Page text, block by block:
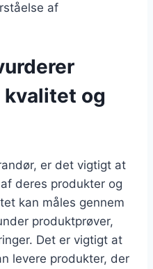
af
kvalitet og
er det vigtigt at
deres produkter og
kan måles gennem
produktprøver,
Det er vigtigt at
levere produkter, der